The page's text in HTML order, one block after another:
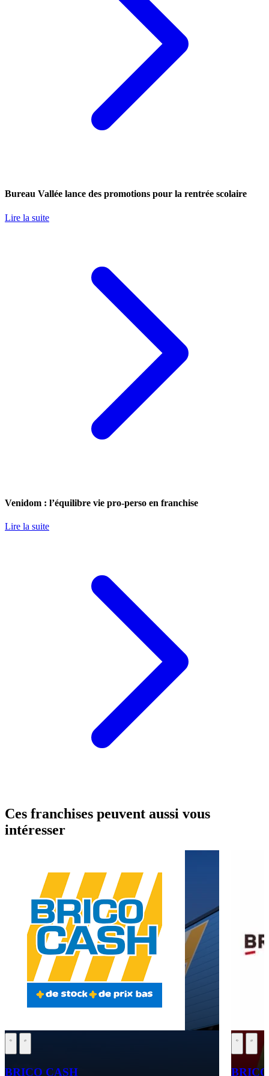
Bureau Vallée lance des promotions pour la rentrée scolaire
Lire la suite
Venidom : l’équilibre vie pro-perso en franchise
Lire la suite
Ces franchises peuvent aussi vous
intéresser
BRICO CASH